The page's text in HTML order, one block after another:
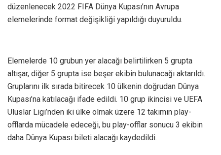
düzenlenecek 2022 FIFA Dünya Kupası’nın Avrupa
elemelerinde format değişikliği yapıldığı duyuruldu.
Elemelerde 10 grubun yer alacağı belirtilirken 5 grupta
altışar, diğer 5 grupta ise beşer ekibin bulunacağı aktarıldı.
Gruplarını ilk sırada bitirecek 10 ülkenin doğrudan Dünya
Kupası’na katılacağı ifade edildi. 10 grup ikincisi ve UEFA
Uluslar Ligi’nden iki ülke olmak üzere 12 takımın play-
offlarda mücadele edeceği, bu play-offlar sonucu 3 ekibin
daha Dünya Kupası bileti alacağı kaydedildi.